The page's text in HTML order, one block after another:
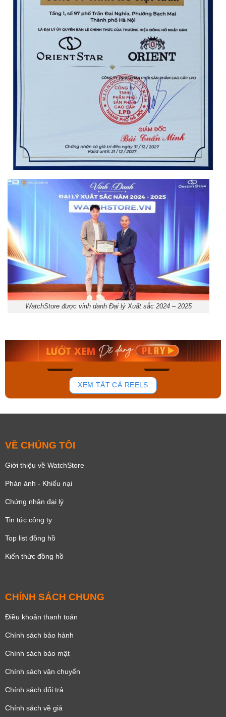
WatchStore được vinh danh Đại lý Xuất sắc 2024 – 2025
154
Mua ngay Mua ngay
XEM TẤT CẢ REELS
VỀ CHÚNG TÔI
Giới thiệu về WatchStore
Phản ánh - Khiếu nại
Chứng nhận đại lý
Tin tức công ty
Top list đồng hồ
Kiến thức đồng hồ
CHÍNH SÁCH CHUNG
Điều khoản thanh toán
Chính sách bảo hành
Chính sách bảo mật
Chính sách vận chuyển
Chính sách đổi trả
Chính sách về giá